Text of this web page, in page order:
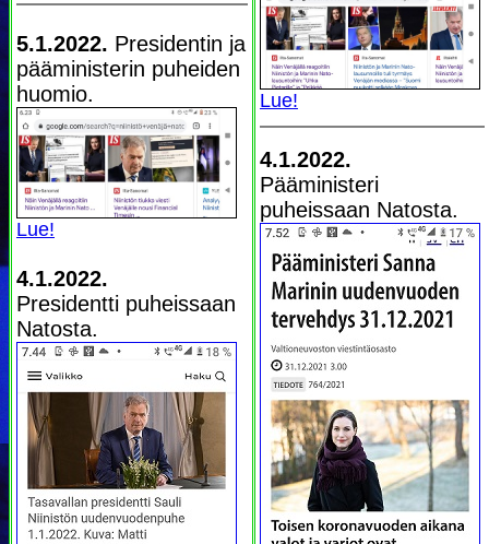
5.1.2022. Presidentin ja
pääministerin puheiden
huomio.
Lue!
4.1.2022.
Presidentti puheissaan
Natosta.
Lue!
4.1.2022.
Pääministeri
puheissaan Natosta.